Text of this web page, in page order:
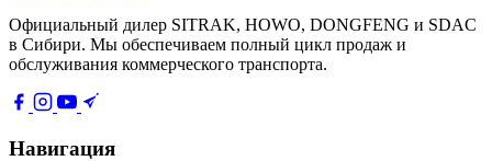
Официальный дилер SITRAK, HOWO, DONGFENG и SDAC
в Сибири. Мы обеспечиваем полный цикл продаж и
обслуживания коммерческого транспорта.
Навигация